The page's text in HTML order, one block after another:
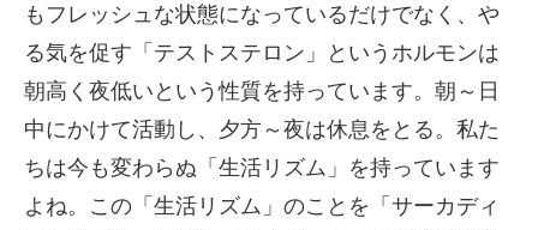
もフレッシュな状態になっているだけでなく、や
る気を促す「テストステロン」というホルモンは
朝高く夜低いという性質を持っています。朝～日
中にかけて活動し、夕方～夜は休息をとる。私た
ちは今も変わらぬ「生活リズム」を持っています
よね。この「生活リズム」のことを「サーカディ